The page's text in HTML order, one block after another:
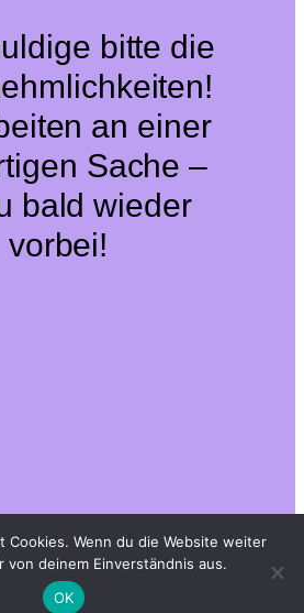
bitte die
an einer
Sache –
bald wieder
vorbei!
Cookies. Wenn du die Website weiter
von deinem Einverständnis aus.
OK